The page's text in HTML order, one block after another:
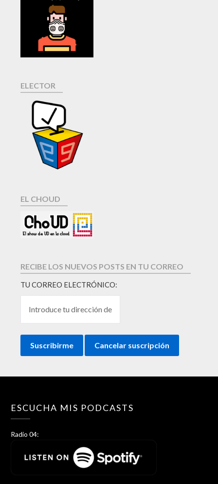
ELECTOR
EL CHOUD
RECIBE LOS NUEVOS POSTS EN TU CORREO
TU CORREO ELECTRÓNICO:
ESCUCHA MIS PODCASTS
Radio 04: